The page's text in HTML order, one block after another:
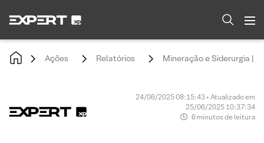
Ações Relatórios Mineração e Siderurgia |
24/06/2025 08:15:43 • Atualizado em
25/06/2025 10:37:34
6 minutos de leitura